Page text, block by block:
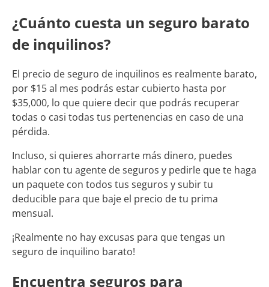
¿Cuánto cuesta un seguro barato
de inquilinos?
El precio de seguro de inquilinos es realmente barato,
por $15 al mes podrás estar cubierto hasta por
$35,000, lo que quiere decir que podrás recuperar
todas o casi todas tus pertenencias en caso de una
pérdida.
Incluso, si quieres ahorrarte más dinero, puedes
hablar con tu agente de seguros y pedirle que te haga
un paquete con todos tus seguros y subir tu
deducible para que baje el precio de tu prima
mensual.
¡Realmente no hay excusas para que tengas un
seguro de inquilino barato!
Encuentra seguros para